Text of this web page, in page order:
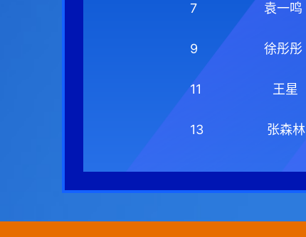
7 袁一鸣
9 徐彤彤
11 王星
13 张森林